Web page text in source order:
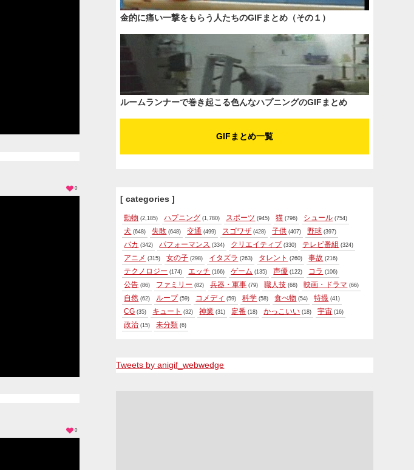
0
0
金的に痛い一撃をもらう人たちのGIFまとめ（その１）
ルームランナーで巻き起こる色んなハプニングのGIFまとめ
GIFまとめ一覧
[ categories ]
動物 (2,185) ハプニング (1,780) スポーツ (945) 猫 (796) シュール (754)
犬 (648) 失敗 (648) 交通 (499) スゴワザ (428) 子供 (407) 野球 (397)
バカ (342) パフォーマンス (334) クリエイティブ (330) テレビ番組 (324)
アニメ (315) 女の子 (298) イタズラ (263) タレント (260) 事故 (216)
テクノロジー (174) エッチ (166) ゲーム (135) 声優 (122) コラ (106)
公告 (86) ファミリー (82) 兵器・軍事 (79) 職人技 (68) 映画・ドラマ (66)
自然 (62) ループ (59) コメディ (59) 科学 (58) 食べ物 (54) 特撮 (41)
CG (35) キュート (32) 神業 (31) 定番 (18) かっこいい (18) 宇宙 (16)
政治 (15) 未分類 (6)
Tweets by anigif_webwedge